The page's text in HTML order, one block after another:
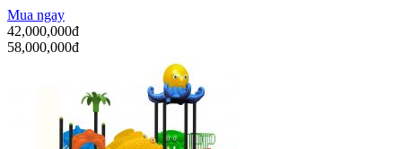
Mua ngay
42,000,000đ
58,000,000đ